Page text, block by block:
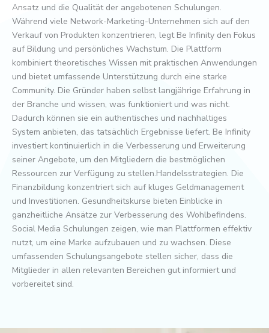
Ansatz und die Qualität der angebotenen Schulungen.
Während viele Network-Marketing-Unternehmen sich auf den
Verkauf von Produkten konzentrieren, legt Be Infinity den Fokus
auf Bildung und persönliches Wachstum. Die Plattform
kombiniert theoretisches Wissen mit praktischen Anwendungen
und bietet umfassende Unterstützung durch eine starke
Community. Die Gründer haben selbst langjährige Erfahrung in
der Branche und wissen, was funktioniert und was nicht.
Dadurch können sie ein authentisches und nachhaltiges
System anbieten, das tatsächlich Ergebnisse liefert. Be Infinity
investiert kontinuierlich in die Verbesserung und Erweiterung
seiner Angebote, um den Mitgliedern die bestmöglichen
Ressourcen zur Verfügung zu stellen.Handelsstrategien. Die
Finanzbildung konzentriert sich auf kluges Geldmanagement
und Investitionen. Gesundheitskurse bieten Einblicke in
ganzheitliche Ansätze zur Verbesserung des Wohlbefindens.
Social Media Schulungen zeigen, wie man Plattformen effektiv
nutzt, um eine Marke aufzubauen und zu wachsen. Diese
umfassenden Schulungsangebote stellen sicher, dass die
Mitglieder in allen relevanten Bereichen gut informiert und
vorbereitet sind.